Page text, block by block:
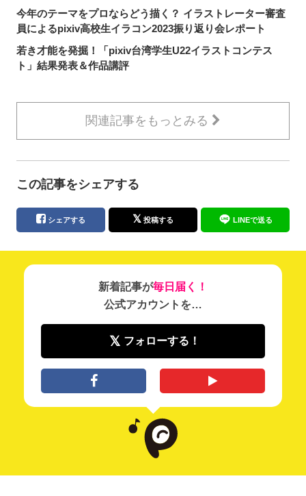
今年のテーマをプロならどう描く？ イラストレーター審査
員によるpixiv高校生イラコン2023振り返り会レポート
若き才能を発掘！「pixiv台湾学生U22イラストコンテス
ト」結果発表＆作品講評
関連記事をもっとみる
この記事をシェアする
シェアする 投稿する LINEで送る
新着記事が毎日届く！
公式アカウントを…
フォローする！